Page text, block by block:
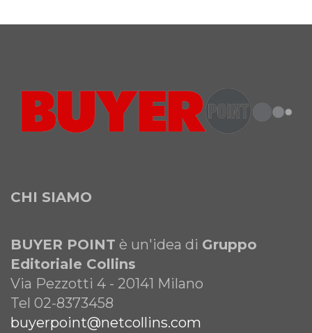
CHI SIAMO
BUYER POINT è un'idea di Gruppo
Editoriale Collins
Via Pezzotti 4 - 20141 Milano
Tel 02-8373458
buyerpoint@netcollins.com